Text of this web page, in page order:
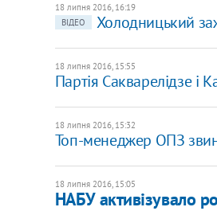
18 липня 2016, 16:19
ВІДЕО
Холодницький
18 липня 2016, 15:55
Партія Сакварелідзе і
18 липня 2016, 15:32
Топ-менеджер ОПЗ
18 липня 2016, 15:05
НАБУ активізувало